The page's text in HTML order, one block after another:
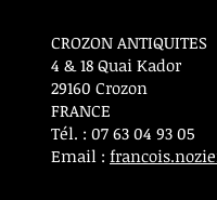
CROZON ANTIQUITES
4 & 18 Quai Kador
29160 Crozon
FRANCE
Tél. : 07 63 04 93 05
Email :